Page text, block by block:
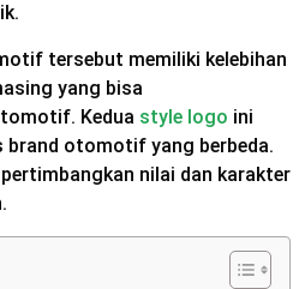
tersebut memiliki kelebihan
yang bisa
Kedua style logo ini
brand otomotif yang berbeda.
nilai dan karakter